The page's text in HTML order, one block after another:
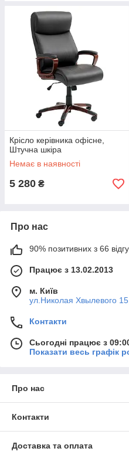
Крісло керівника офісне,
Штучна шкіра
Немає в наявності
5 280 ₴
Про нас
90% позитивних з 66
Працює з 13.02.2013
м. Київ
ул.Николая Хвылевого
Контакти
Сьогодні працює з
Показати весь графік
Про нас
Контакти
Доставка та оплата